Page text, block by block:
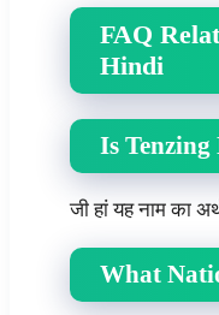
FAQ
Hindi
Is Tenzing
जी हां यह नाम का
What